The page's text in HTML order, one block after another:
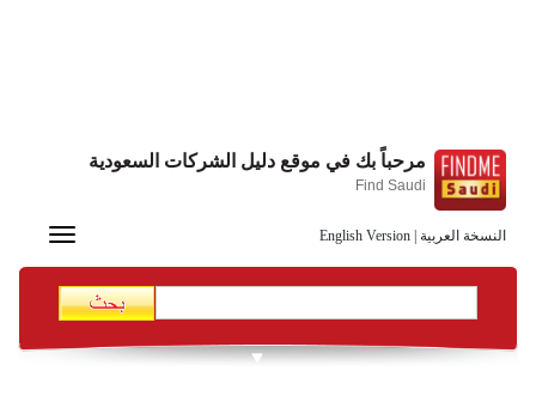
النسخة العربية English Version
مرحباً بك في موقع دليل الشركات السعودية
Find Saudi
Toggle